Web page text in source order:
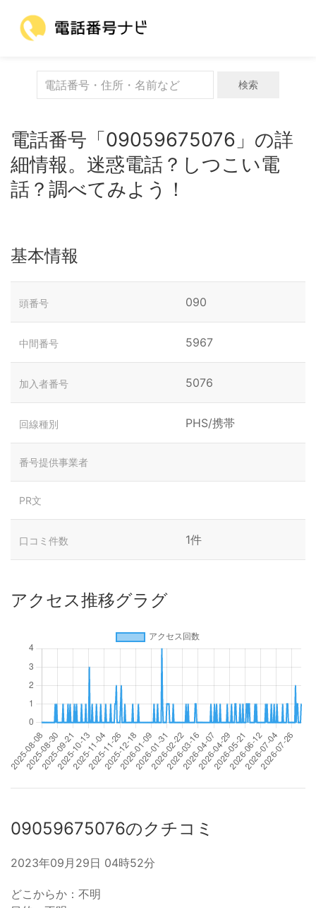
検索
電話番号「09059675076」の詳
細情報。迷惑電話？しつこい電
話？調べてみよう！
基本情報
頭番号 090
中間番号 5967
加入者番号 5076
回線種別 PHS/携帯
番号提供事業者
PR文
口コミ件数 1件
アクセス推移グラグ
09059675076のクチコミ
2023年09月29日 04時52分
どこからか：不明